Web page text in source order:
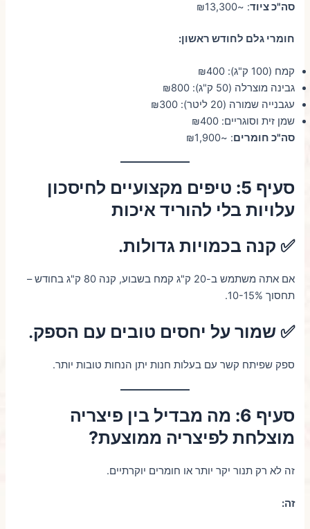
סה"כ ציוד: ~₪13,300
חומרי גלם לחודש ראשון:
קמח (100 ק"ג): ₪400
גבינה מוצרלה (50 ק"ג): ₪800
עגבנייה שמורה (20 ליטר): ₪300
שמן זית וסוגריים: ₪400
סה"כ חומרים: ~₪1,900
סעיף 5: טיפים מקצועיים לחיסכון
עלויות בלי להוריד איכות
✅ קנה בכמויות גדולות.
אם אתה משתמש ב-20 ק"ג קמח בשבוע, קנה 80 ק"ג בחודש –
תחסוך 10-15%.
✅ שמור על יחסים טובים עם הספק.
ספק שפיתח קשר עם בעלות חנות יתן הנחות טובות יותר.
סעיף 6: מה מבדיל בין פיצריה
מוצלחת לפיצריה ממוצעת?
זה לא רק תנור יקר יותר או חומרים יוקרתיים.
זה: